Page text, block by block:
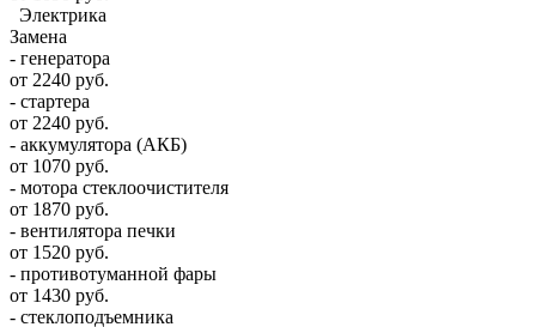
Электрика
Замена
- генератора
от 2240 руб.
- стартера
от 2240 руб.
- аккумулятора (АКБ)
от 1070 руб.
- мотора стеклоочистителя
от 1870 руб.
- вентилятора печки
от 1520 руб.
- противотуманной фары
от 1430 руб.
- стеклоподъемника